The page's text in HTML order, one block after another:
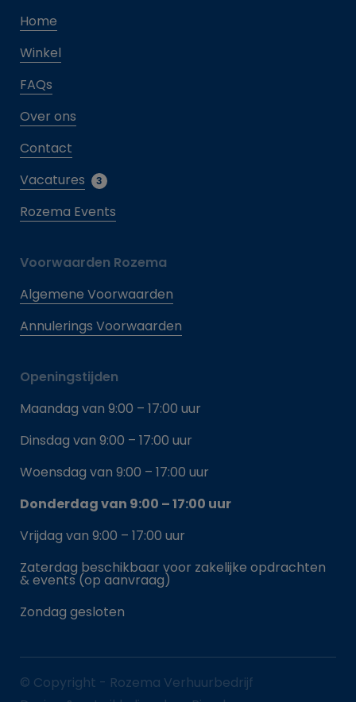
Home
Winkel
FAQs
Over ons
Contact
Vacatures
3
Rozema Events
Voorwaarden Rozema
Algemene Voorwaarden
Annulerings Voorwaarden
Openingstijden
Maandag van 9:00 – 17:00 uur
Dinsdag van 9:00 – 17:00 uur
Woensdag van 9:00 – 17:00 uur
Donderdag van 9:00 – 17:00 uur
Vrijdag van 9:00 – 17:00 uur
Zaterdag beschikbaar voor zakelijke opdrachten
& events (op aanvraag)
Zondag gesloten
© Copyright - Rozema Verhuurbedrijf